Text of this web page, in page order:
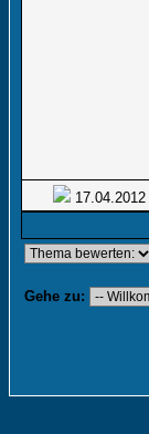
17.04.2012
Gehe zu: